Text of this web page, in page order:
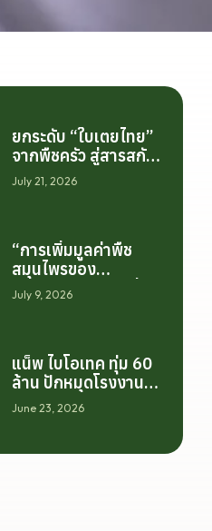
ยกระดับ “ใบเตยไทย”
จากพืชครัว สู่สารสกัด
มูลค่าสูงระดับโลก
July 21, 2026
“การเพิ่มมูลค่าพืช
สมุนไพรของ
ประเทศไทย ไม่ได้เริ่ม
ต้นจากการสร้าง
การสร้างระบบความ
ร่วมมือระหว่างนักวิจัย
มหาวิทยาลัย ภาค
งานวิจัยสามารถต่อย
July 9, 2026
แน็พ ไบโอเทค ทุ่ม 60
ล้าน ปักหมุดโรงงาน
นครศรีฯ จับมือ
มทร.ศรีวิชัย ยกระดับ
ละ 17.5 ตัน
June 23, 2026